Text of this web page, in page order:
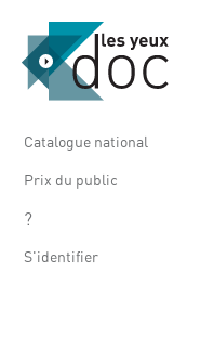
Catalogue national
Prix du public
?
S'identifier